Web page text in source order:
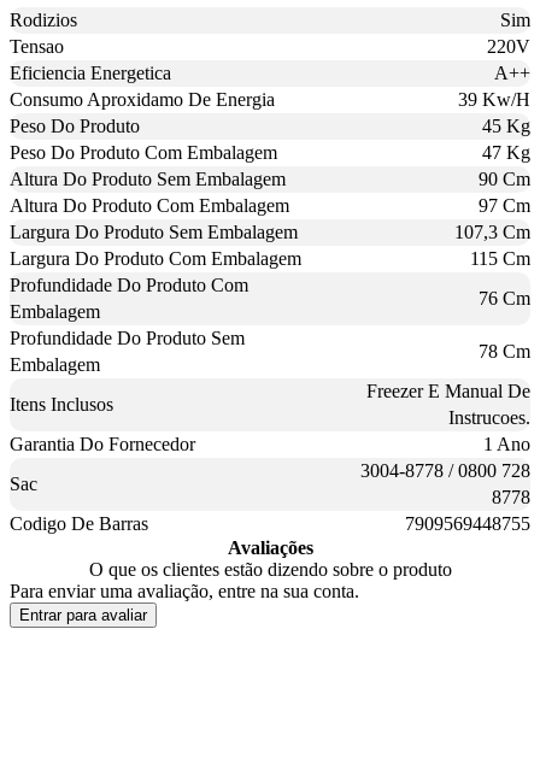
Rodizios
Sim
Tensao
220V
Eficiencia Energetica
A++
Consumo Aproxidamo De Energia
39 Kw/H
Peso Do Produto
45 Kg
Peso Do Produto Com Embalagem
47 Kg
Altura Do Produto Sem Embalagem
90 Cm
Altura Do Produto Com Embalagem
97 Cm
Largura Do Produto Sem Embalagem
107,3 Cm
Largura Do Produto Com Embalagem
115 Cm
Profundidade Do Produto Com
Embalagem
76 Cm
Profundidade Do Produto Sem
Embalagem
78 Cm
Itens Inclusos
Freezer E Manual De
Instrucoes.
Garantia Do Fornecedor
1 Ano
Sac
3004-8778 / 0800 728
8778
Codigo De Barras
7909569448755
Avaliações
O que os clientes estão dizendo sobre o produto
Para enviar uma avaliação, entre na sua conta.
Entrar para avaliar